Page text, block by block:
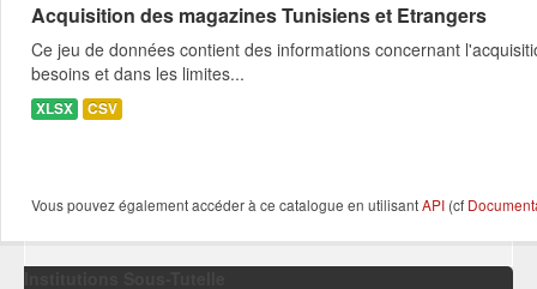
Acquisition des magazines Tunisiens et Etrangers
Ce jeu de données contient des informations concernant
besoins et dans les limites...
XLSX CSV
Vous pouvez également accéder à ce catalogue en utilisantAPI (cf